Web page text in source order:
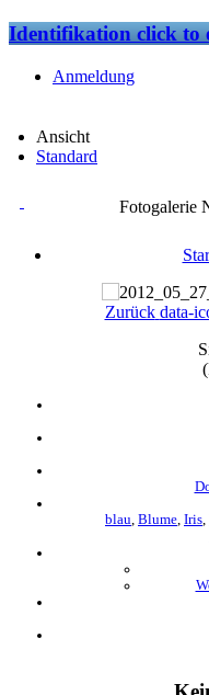
Identifikationclick to
Anmeldung
Ansicht
Standard
Fotogalerie
Zurück data-
blau Blume Iris